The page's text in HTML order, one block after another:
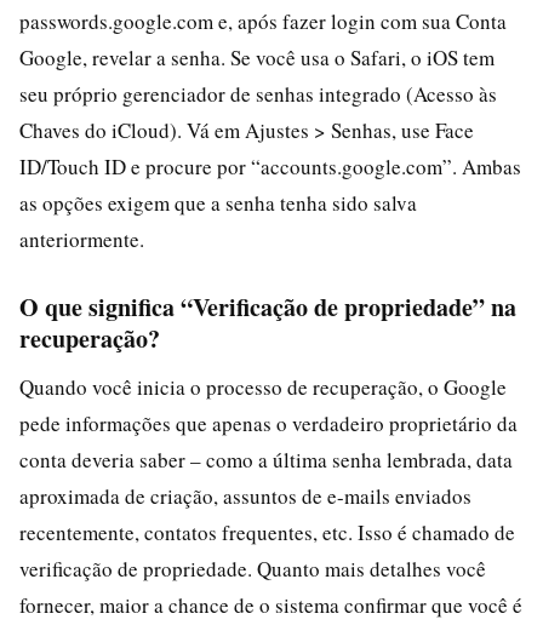
passwords.google.com e, após fazer login com sua Conta
Google, revelar a senha. Se você usa o Safari, o iOS tem
seu próprio gerenciador de senhas integrado (Acesso às
Chaves do iCloud). Vá em Ajustes > Senhas, use Face
ID/Touch ID e procure por “accounts.google.com”. Ambas
as opções exigem que a senha tenha sido salva
anteriormente.
O que significa “Verificação de propriedade” na
recuperação?
Quando você inicia o processo de recuperação, o Google
pede informações que apenas o verdadeiro proprietário da
conta deveria saber – como a última senha lembrada, data
aproximada de criação, assuntos de e-mails enviados
recentemente, contatos frequentes, etc. Isso é chamado de
verificação de propriedade. Quanto mais detalhes você
fornecer, maior a chance de o sistema confirmar que você é